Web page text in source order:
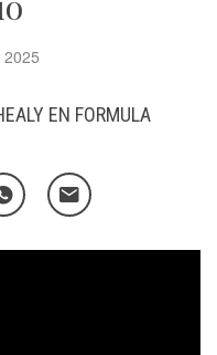
EN FORMULA